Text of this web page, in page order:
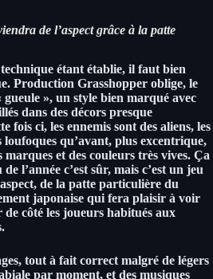
de l’aspect grâce à la patte
étant établie, il faut bien
Production Grasshopper oblige, le
», un style bien marqué avec
dans des décors presque
fois ci, les ennemis sont des aliens, les
loufoques qu’avant, plus excentrique,
marques et des couleurs très vives. Ça
l’année c’est sûr, mais c’est un jeu
de la patte particulière du
japonaise qui fera plaisir à voir
côté les joueurs habitués aux
tout à fait correct malgré de légers
par moment, et des musiques